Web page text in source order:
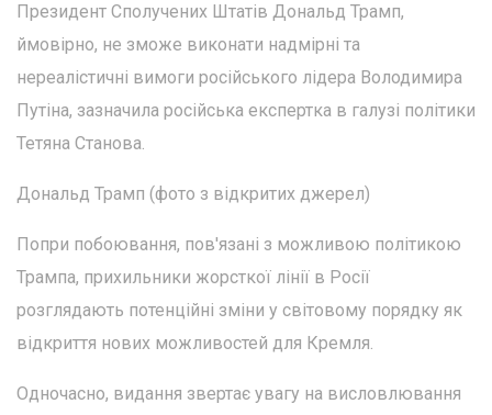
Президент Сполучених Штатів Дональд Трамп,
ймовірно, не зможе виконати надмірні та
нереалістичні вимоги російського лідера Володимира
Путіна, зазначила російська експертка в галузі політики
Тетяна Станова.
Дональд Трамп (фото з відкритих джерел)
Попри побоювання, пов'язані з можливою політикою
Трампа, прихильники жорсткої лінії в Росії
розглядають потенційні зміни у світовому порядку як
відкриття нових можливостей для Кремля.
Одночасно, видання звертає увагу на висловлювання